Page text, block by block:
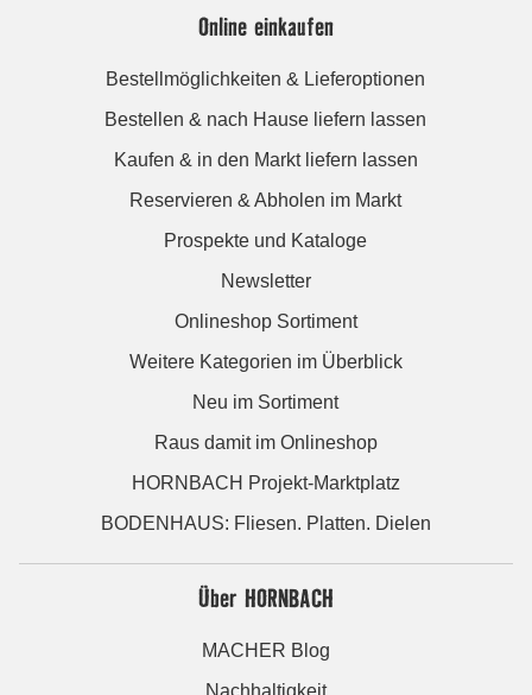
Online einkaufen
Bestellmöglichkeiten & Lieferoptionen
Bestellen & nach Hause liefern lassen
Kaufen & in den Markt liefern lassen
Reservieren & Abholen im Markt
Prospekte und Kataloge
Newsletter
Onlineshop Sortiment
Weitere Kategorien im Überblick
Neu im Sortiment
Raus damit im Onlineshop
HORNBACH Projekt-Marktplatz
BODENHAUS: Fliesen. Platten. Dielen
Über HORNBACH
MACHER Blog
Nachhaltigkeit